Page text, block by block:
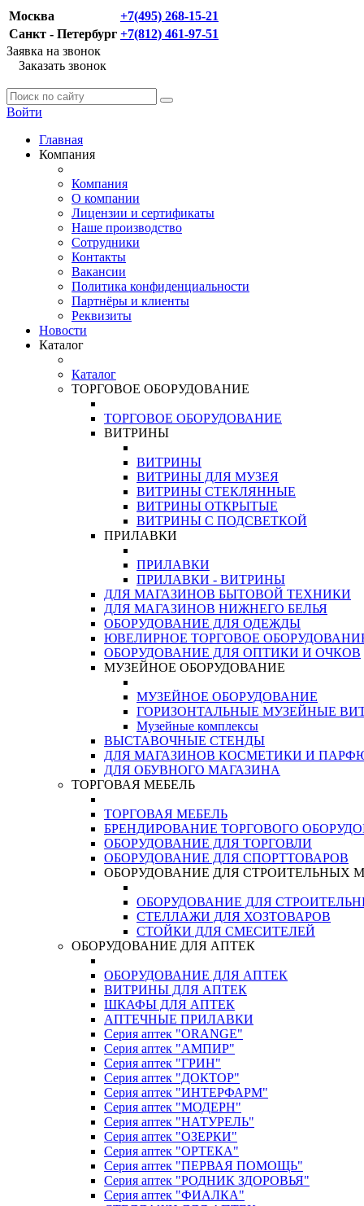
Москва
+7(495) 268-15-21
Санкт - Петербург +7(812) 461-97-51
Заявка на звонок
Заказать звонок
Войти
Главная
Компания
Компания
О компании
Лицензии и сертификаты
Наше производство
Сотрудники
Контакты
Вакансии
Политика конфиденциальности
Партнёры и клиенты
Реквизиты
Новости
Каталог
Каталог
ТОРГОВОЕ ОБОРУДОВАНИЕ
ТОРГОВОЕ ОБОРУДОВАНИЕ
ВИТРИНЫ
ВИТРИНЫ
ВИТРИНЫ ДЛЯ МУЗЕЯ
ВИТРИНЫ СТЕКЛЯННЫЕ
ВИТРИНЫ ОТКРЫТЫЕ
ВИТРИНЫ С ПОДСВЕТКОЙ
ПРИЛАВКИ
ПРИЛАВКИ
ПРИЛАВКИ - ВИТРИНЫ
ДЛЯ МАГАЗИНОВ БЫТОВОЙ ТЕХНИКИ
ДЛЯ МАГАЗИНОВ НИЖНЕГО БЕЛЬЯ
ОБОРУДОВАНИЕ ДЛЯ ОДЕЖДЫ
ЮВЕЛИРНОЕ ТОРГОВОЕ
ОБОРУДОВАНИЕ ДЛЯ ОПТИКИ И ОЧКОВ
МУЗЕЙНОЕ ОБОРУДОВАНИЕ
МУЗЕЙНОЕ ОБОРУДОВАНИЕ
ГОРИЗОНТАЛЬНЫЕ МУЗЕЙНЫЕ
Музейные комплексы
ВЫСТАВОЧНЫЕ СТЕНДЫ
ДЛЯ МАГАЗИНОВ КОСМЕТИКИ И
ДЛЯ ОБУВНОГО МАГАЗИНА
ТОРГОВАЯ МЕБЕЛЬ
ТОРГОВАЯ МЕБЕЛЬ
БРЕНДИРОВАНИЕ ТОРГОВОГО
ОБОРУДОВАНИЕ ДЛЯ ТОРГОВЛИ
ОБОРУДОВАНИЕ ДЛЯ СПОРТТОВАРОВ
ОБОРУДОВАНИЕ ДЛЯ СТРОИТЕЛЬНЫХ
ОБОРУДОВАНИЕ ДЛЯ
СТЕЛЛАЖИ ДЛЯ ХОЗТОВАРОВ
СТОЙКИ ДЛЯ СМЕСИТЕЛЕЙ
ОБОРУДОВАНИЕ ДЛЯ АПТЕК
ОБОРУДОВАНИЕ ДЛЯ АПТЕК
ВИТРИНЫ ДЛЯ АПТЕК
ШКАФЫ ДЛЯ АПТЕК
АПТЕЧНЫЕ ПРИЛАВКИ
Серия аптек "ORANGE"
Серия аптек "АМПИР"
Серия аптек "ГРИН"
Серия аптек "ДОКТОР"
Серия аптек "ИНТЕРФАРМ"
Серия аптек "МОДЕРН"
Серия аптек "НАТУРЕЛЬ"
Серия аптек "ОЗЕРКИ"
Серия аптек "ОРТЕКА"
Серия аптек "ПЕРВАЯ ПОМОЩЬ"
Серия аптек "РОДНИК ЗДОРОВЬЯ"
Серия аптек "ФИАЛКА"